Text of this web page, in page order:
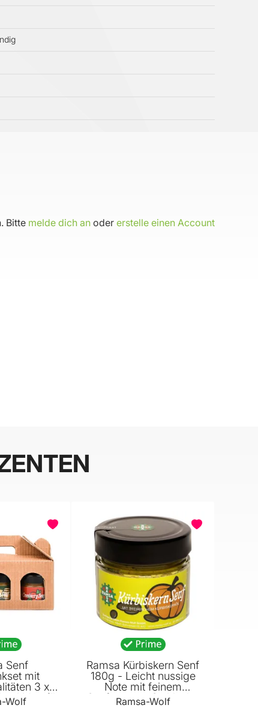
Bitte melde dich an oder erstelle einen Account
Senf
mit
3 x
für
Wolf
Ramsa Kürbiskern Senf
180g - Leicht nussige
Note mit feinem
Senfaroma - Steirische
Ramsa-Wolf